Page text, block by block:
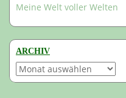
Meine Welt voller Welten
ARCHIV
Archiv